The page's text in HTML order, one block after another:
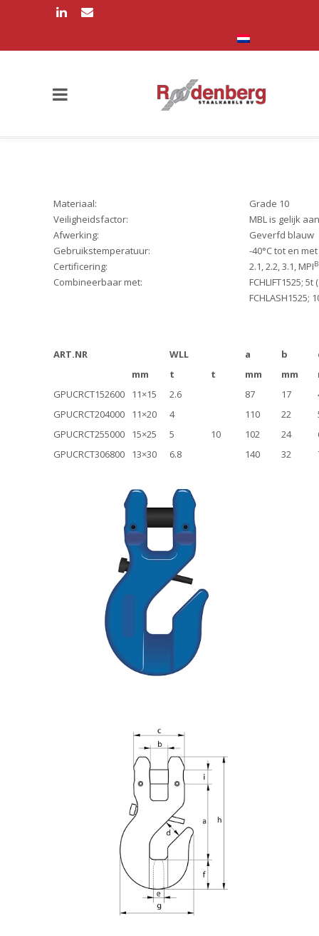
Materiaal:
Grade 10
Veiligheidsfactor:
MBL is gelijk
Afwerking:
Geverfd blauw
Gebruikstemperatuur:
-40°C tot en met
Certificering:
2.1, 2.2, 3.1, MPIB
Combineerbaar met:
FCHLIFT1525;
ART.NR WLL a b
mm
t t mm mm
GPUCRCT152600
11×15 2.6 87 17
GPUCRCT204000
11×20 4 110 22
GPUCRCT255000
15×25 5 10 102 24
GPUCRCT306800
13×30 6.8 140 32